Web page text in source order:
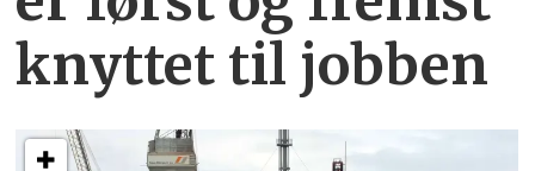
knyttet til jobben